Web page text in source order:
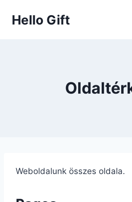
Hello Gift
Weboldalunk összes oldala.